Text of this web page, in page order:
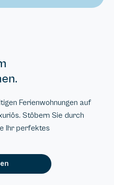
Ferienwohnungen auf
Stöbern Sie durch
Ihr perfektes